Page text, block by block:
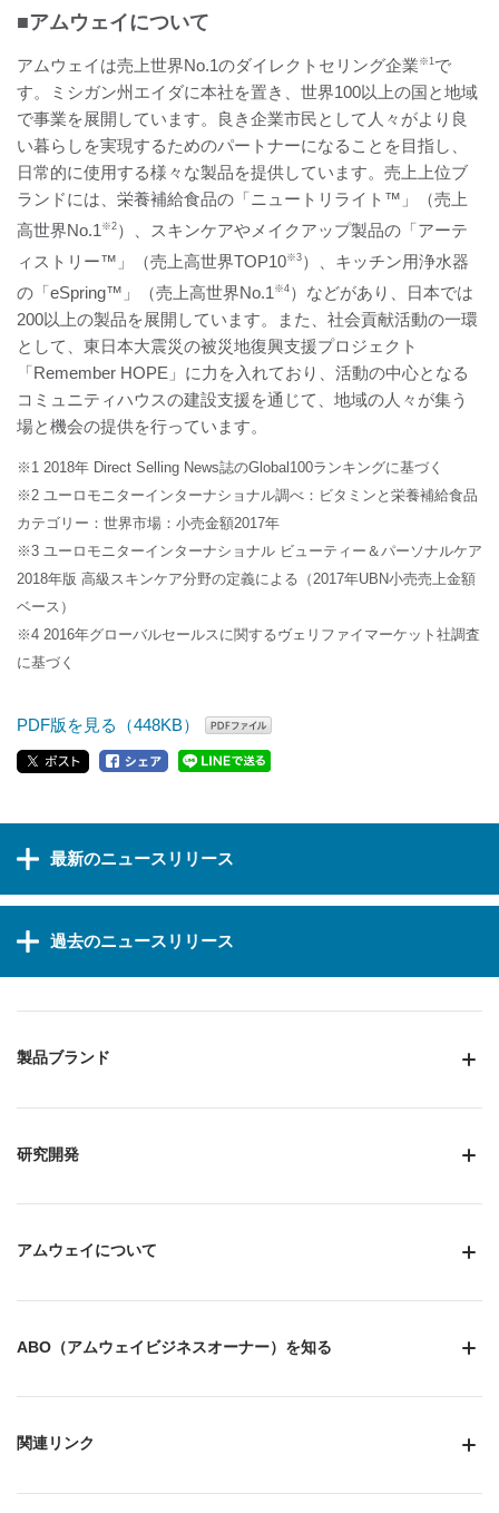
■アムウェイについて
アムウェイは売上世界No.1のダイレクトセリング企業 ※1で
す。ミシガン州エイダに本社を置き、世界100以上の国と地域
で事業を展開しています。良き企業市民として人々がより良
い暮らしを実現するためのパートナーになることを目指し、
日常的に使用する様々な製品を提供しています。売上上位ブ
ランドには、栄養補給食品の「ニュートリライト™」（売上
高世界No.1 ※2 ）、スキンケアやメイクアップ製品の「アーテ
ィストリー™」（売上高世界TOP10※3 ）、キッチン用浄水器
の「eSpring™」（売上高世界No.1 ※4 ）などがあり、日本では
200以上の製品を展開しています。また、社会貢献活動の一環
として、東日本大震災の被災地復興支援プロジェクト
「Remember HOPE」に力を入れており、活動の中心となる
コミュニティハウスの建設支援を通じて、地域の人々が集う
場と機会の提供を行っています。
※1 2018年 Direct Selling News誌のGlobal100ランキングに基づく
※2 ユーロモニターインターナショナル調べ：ビタミンと栄養補給食品
カテゴリー：世界市場：小売金額2017年
※3 ユーロモニターインターナショナル ビューティー＆パーソナルケア
2018年版 高級スキンケア分野の定義による（2017年UBN小売売上金額
ベース）
※4 2016年グローバルセールスに関するヴェリファイマーケット社調査
に基づく
PDF版を見る（448KB）
最新のニュースリリース
過去のニュースリリース
製品ブランド
研究開発
アムウェイについて
ABO（アムウェイビジネスオーナー）を知る
関連リンク